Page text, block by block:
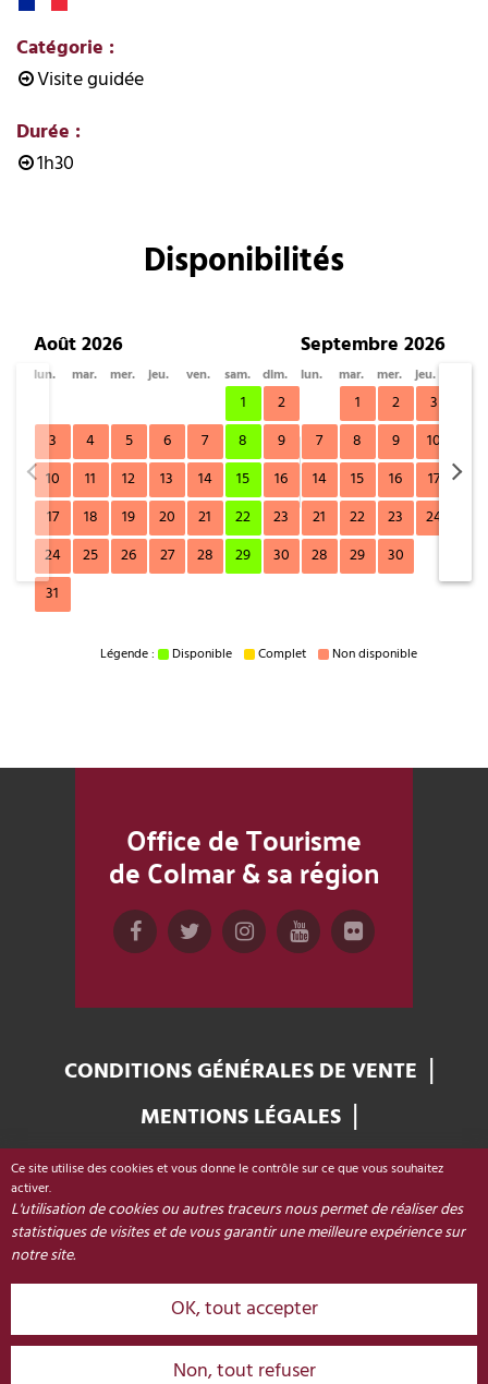
Catégorie :
Visite guidée
Durée :
1h30
Disponibilités
Août 2026
lun. mar. mer. jeu. ven. sam. dim.
1
2
3
4 5 6 7 8
9
10
11 12 13 14 15
16
17
18 19 20 21 22
23
24
25 26 27 28 29
30
31
Septembre 2026
lun. mar. mer. jeu.
1 2 3
7
8 9 10
14
15 16 17
21
22 23 24
28
29 30
Légende : Disponible Complet Non disponible
Office de Tourisme de Colmar & sa région
Place Unterlinden
+33 (0)3 89 20 68 92
CONTACT
Office de Tourisme
de Colmar & sa région
CONDITIONS GÉNÉRALES DE VENTE
MENTIONS LÉGALES
GESTION DES COOKIES
Ce site utilise des cookies et vous donne le contrôle sur ce que vous souhaitez
activer.
L'utilisation de cookies ou autres traceurs nous permet de réaliser des
statistiques de visites et de vous garantir une meilleure expérience sur
notre site.
OK, tout accepter
Non, tout refuser